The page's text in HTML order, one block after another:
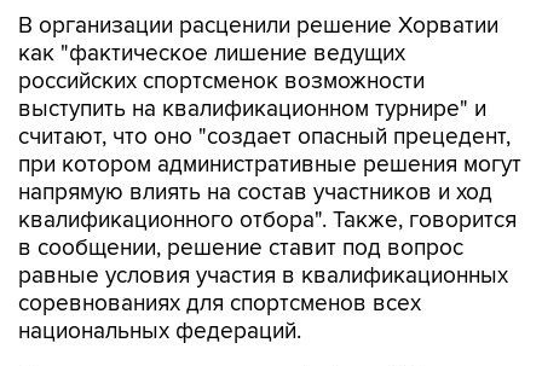
В организации расценили решение Хорватии
как "фактическое лишение ведущих
российских спортсменок возможности
выступить на квалификационном турнире" и
считают, что оно "создает опасный прецедент,
при котором административные решения могут
напрямую влиять на состав участников и ход
квалификационного отбора". Также, говорится
в сообщении, решение ставит под вопрос
равные условия участия в квалификационных
соревнованиях для спортсменов всех
национальных федераций.